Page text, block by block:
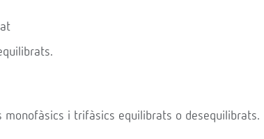
monofàsics i trifàsics equilibrats o desequilibrats.